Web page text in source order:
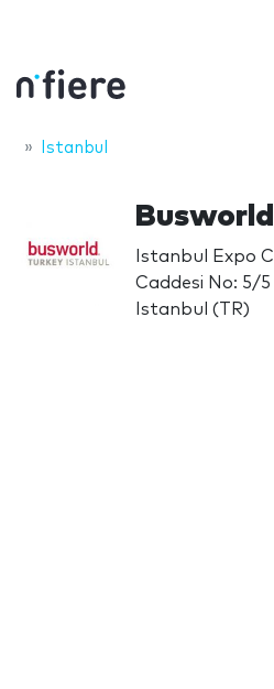
Istanbul
Istanbul Expo
Caddesi No: 5/5
Istanbul (TR)